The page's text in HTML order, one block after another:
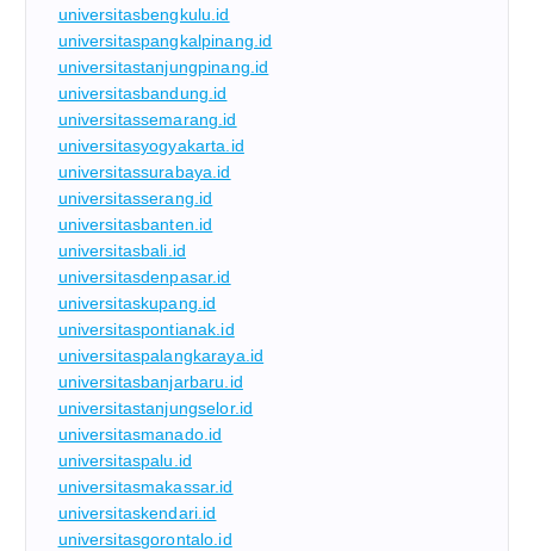
universitasbengkulu.id
universitaspangkalpinang.id
universitastanjungpinang.id
universitasbandung.id
universitassemarang.id
universitasyogyakarta.id
universitassurabaya.id
universitasserang.id
universitasbanten.id
universitasbali.id
universitasdenpasar.id
universitaskupang.id
universitaspontianak.id
universitaspalangkaraya.id
universitasbanjarbaru.id
universitastanjungselor.id
universitasmanado.id
universitaspalu.id
universitasmakassar.id
universitaskendari.id
universitasgorontalo.id